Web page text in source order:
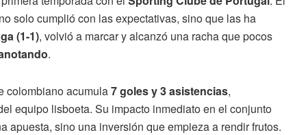
solo cumplió con las expectativas, sino que las ha
(1-1), volvió a marcar y alcanzó una racha que pocos
.
colombiano acumula7 goles y 3 asistencias,
equipo lisboeta. Su impacto inmediato en el conjunto
apuesta, sino una inversión que empieza a rendir frutos.